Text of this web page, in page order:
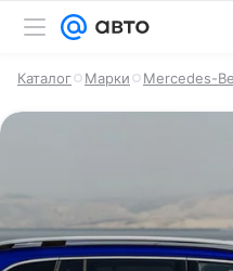
Каталог Марки Mercedes-